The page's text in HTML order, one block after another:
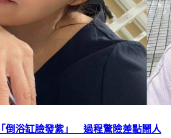
倒浴缸臉發紫」 過程驚險差點鬧人